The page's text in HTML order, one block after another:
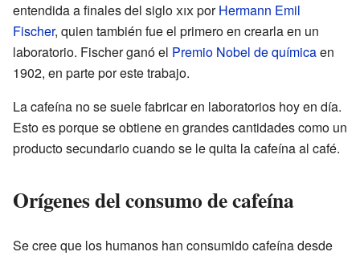
entendida a finales del sigloxixporHermann Emil
Fischer, quien también fue el primero en crearla en un
laboratorio. Fischer ganó el Premio Nobel de químicaen
1902, en parte por este trabajo.
La cafeína no se suele fabricar en laboratorios hoy en día.
Esto es porque se obtiene en grandes cantidades como un
producto secundario cuando se le quita la cafeína al café.
Orígenes del consumo de cafeína
Se cree que los humanos han consumido cafeína desde